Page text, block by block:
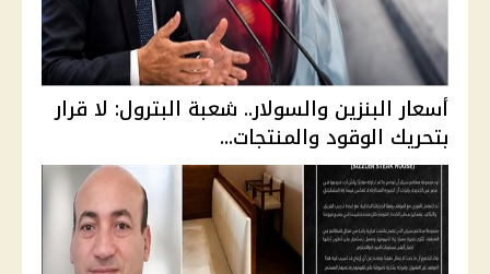
أسعار البنزين والسولار.. شعبة البترول: لا قرار
بتحريك الوقود والمنتجات...